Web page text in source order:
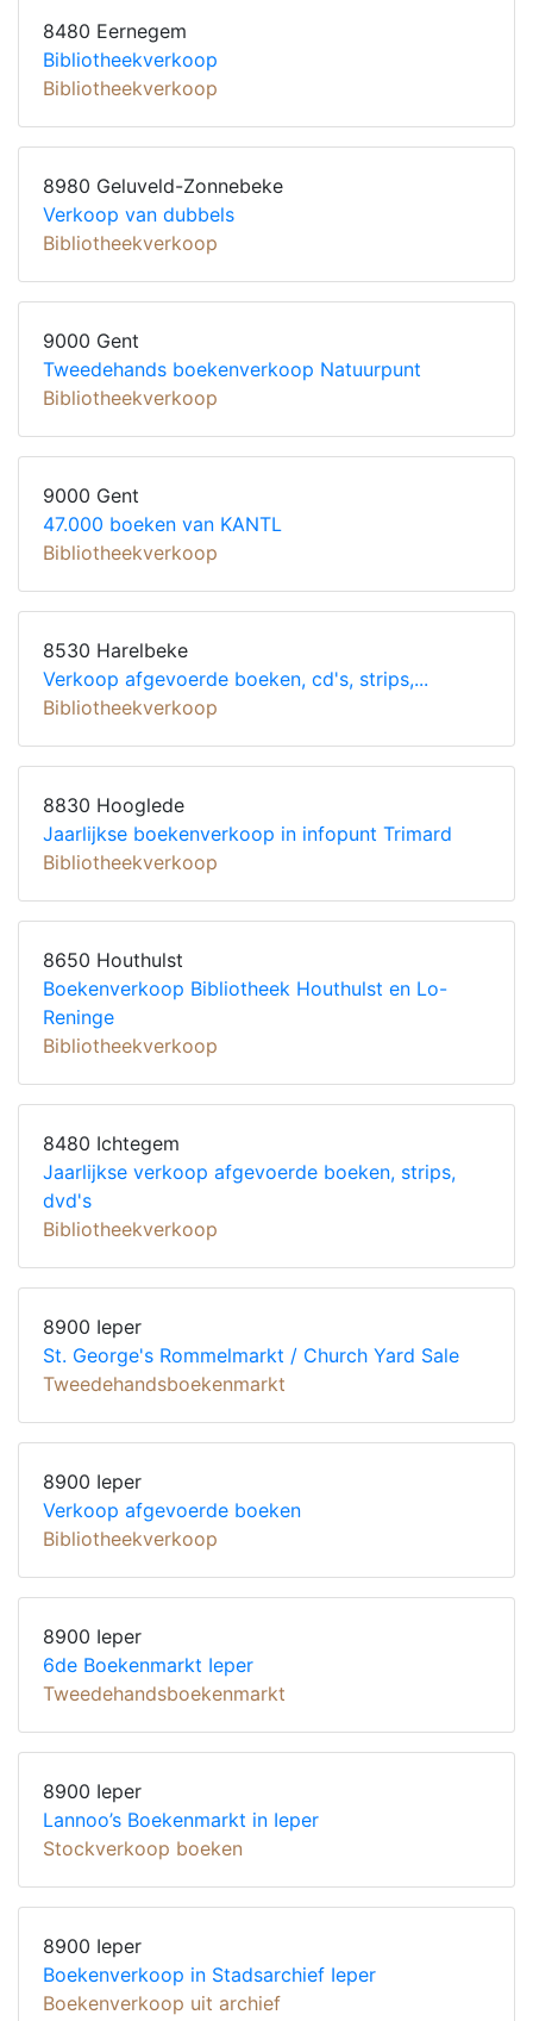
8480 Eernegem
Bibliotheekverkoop
Bibliotheekverkoop
8980 Geluveld-Zonnebeke
Verkoop van dubbels
Bibliotheekverkoop
9000 Gent
Tweedehands boekenverkoop Natuurpunt
Bibliotheekverkoop
9000 Gent
47.000 boeken van KANTL
Bibliotheekverkoop
8530 Harelbeke
Verkoop afgevoerde boeken, cd's, strips,...
Bibliotheekverkoop
8830 Hooglede
Jaarlijkse boekenverkoop in infopunt Trimard
Bibliotheekverkoop
8650 Houthulst
Boekenverkoop Bibliotheek Houthulst en Lo-
Reninge
Bibliotheekverkoop
8480 Ichtegem
Jaarlijkse verkoop afgevoerde boeken, strips,
dvd's
Bibliotheekverkoop
8900 Ieper
St. George's Rommelmarkt / Church Yard Sale
Tweedehandsboekenmarkt
8900 Ieper
Verkoop afgevoerde boeken
Bibliotheekverkoop
8900 Ieper
6de Boekenmarkt Ieper
Tweedehandsboekenmarkt
8900 Ieper
Lannoo’s Boekenmarkt in Ieper
Stockverkoop boeken
8900 Ieper
Boekenverkoop in Stadsarchief Ieper
Boekenverkoop uit archief